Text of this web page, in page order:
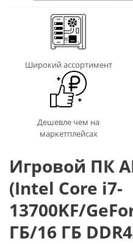
Широкий ассортимент
Дешевле чем на
маркетплейсах
Игровой ПК
(Intel Core i7-
13700KF/
ГБ/16 ГБ